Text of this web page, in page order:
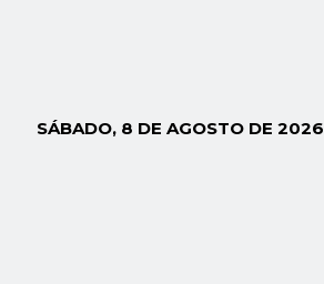
SÁBADO, 8 DE AGOSTO DE 2026